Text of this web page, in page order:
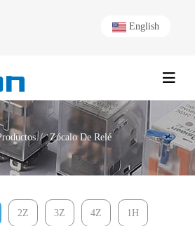
English
Zócalo De Relé
2Z 3Z 4Z 1H